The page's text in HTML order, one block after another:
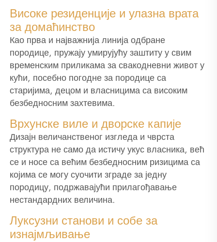
Високе резиденције и улазна врата
за домаћинство
Као прва и најважнија линија одбране
породице, пружају умирујућу заштиту у свим
временским приликама за свакодневни живот у
кући, посебно погодне за породице са
старијима, децом и власницима са високим
безбедносним захтевима.
Врхунске виле и дворске капије
Дизајн величанственог изгледа и чврста
структура не само да истичу укус власника, већ
се и носе са већим безбедносним ризицима са
којима се могу суочити зграде за једну
породицу, подржавајући прилагођавање
нестандардних величина.
Луксузни станови и собе за
изнајмљивање